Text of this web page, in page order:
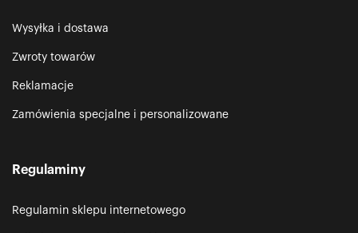
Wysyłka i dostawa
Zwroty towarów
Reklamacje
Zamówienia specjalne i personalizowane
Regulaminy
Regulamin sklepu internetowego